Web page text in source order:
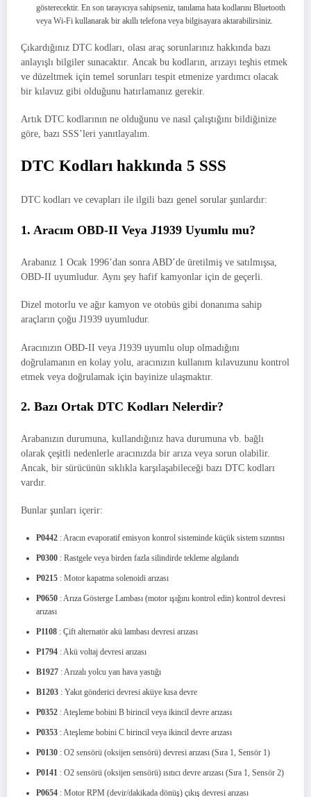
gösterecektir. En son tarayıcıya sahipseniz, tanılama hata kodlarını Bluetooth
veya Wi-Fi kullanarak bir akıllı telefona veya bilgisayara aktarabilirsiniz.
Çıkardığınız DTC kodları, olası araç sorunlarınız hakkında bazı
anlayışlı bilgiler sunacaktır. Ancak bu kodların, arızayı teşhis etmek
ve düzeltmek için temel sorunları tespit etmenize yardımcı olacak
bir kılavuz gibi olduğunu hatırlamanız gerekir.
Artık DTC kodlarının ne olduğunu ve nasıl çalıştığını bildiğinize
göre, bazı SSS’leri yanıtlayalım.
DTC Kodları hakkında 5 SSS
DTC kodları ve cevapları ile ilgili bazı genel sorular şunlardır:
1. Aracım OBD-II Veya J1939 Uyumlu mu?
Arabanız 1 Ocak 1996’dan sonra ABD’de üretilmiş ve satılmışsa,
OBD-II uyumludur. Aynı şey hafif kamyonlar için de geçerli.
Dizel motorlu ve ağır kamyon ve otobüs gibi donanıma sahip
araçların çoğu J1939 uyumludur.
Aracınızın OBD-II veya J1939 uyumlu olup olmadığını
doğrulamanın en kolay yolu, aracınızın kullanım kılavuzunu kontrol
etmek veya doğrulamak için bayinize ulaşmaktır.
2. Bazı Ortak DTC Kodları Nelerdir?
Arabanızın durumuna, kullandığınız hava durumuna vb. bağlı
olarak çeşitli nedenlerle aracınızda bir arıza veya sorun olabilir.
Ancak, bir sürücünün sıklıkla karşılaşabileceği bazı DTC kodları
vardır.
Bunlar şunları içerir:
P0442 : Aracın evaporatif emisyon kontrol sisteminde küçük sistem sızıntısı
P0300 : Rastgele veya birden fazla silindirde tekleme algılandı
P0215 : Motor kapatma solenoidi arızası
P0650 : Arıza Gösterge Lambası (motor ışığını kontrol edin) kontrol devresi
arızası
P1108 : Çift alternatör akü lambası devresi arızası
P1794 : Akü voltaj devresi arızası
B1927 : Arızalı yolcu yan hava yastığı
B1203 : Yakıt gönderici devresi aküye kısa devre
P0352 : Ateşleme bobini B birincil veya ikincil devre arızası
P0353 : Ateşleme bobini C birincil veya ikincil devre arızası
P0130 : O2 sensörü (oksijen sensörü) devresi arızası (Sıra 1, Sensör 1)
P0141 : O2 sensörü (oksijen sensörü) ısıtıcı devre arızası (Sıra 1, Sensör 2)
P0654 : Motor RPM (devir/dakikada dönüş) çıkış devresi arızası